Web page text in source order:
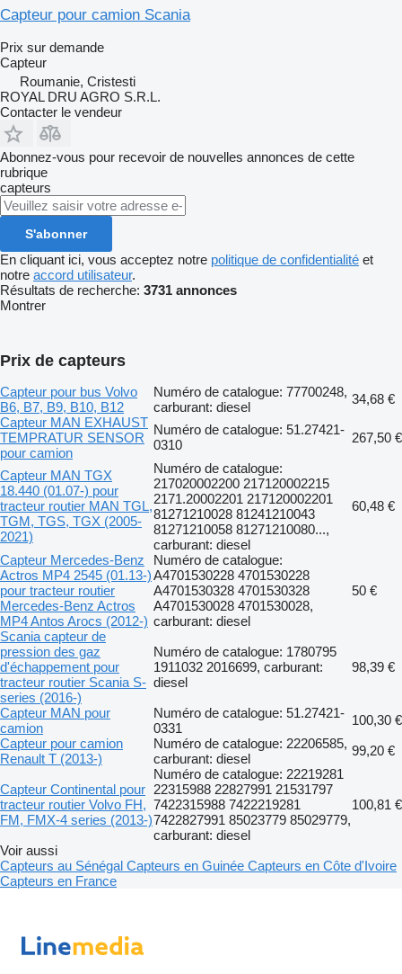
Capteur pour camion Scania
Prix sur demande
Capteur
Roumanie, Cristesti
ROYAL DRU AGRO S.R.L.
Contacter le vendeur
Abonnez-vous pour recevoir de nouvelles annonces de cette
rubrique
capteurs
S'abonner
En cliquant ici, vous acceptez notre politique de confidentialité et
notre accord utilisateur.
Résultats de recherche: 3731 annonces
Montrer
Prix de capteurs
Capteur pour bus Volvo
B6, B7, B9, B10, B12
Numéro de catalogue: 77700248,
carburant: diesel
34,68 €
Capteur MAN EXHAUST
TEMPRATUR SENSOR
pour camion
Numéro de catalogue: 51.27421-
0310
267,50 €
Capteur MAN TGX
18.440 (01.07-) pour
tracteur routier MAN TGL,
TGM, TGS, TGX (2005-
2021)
Numéro de catalogue:
217020002200 217120002215
2171.20002201 217120002201
81271210028 81241210043
81271210058 81271210080...,
carburant: diesel
60,48 €
Capteur Mercedes-Benz
Actros MP4 2545 (01.13-)
pour tracteur routier
Mercedes-Benz Actros
MP4 Antos Arocs (2012-)
Numéro de catalogue:
A4701530228 4701530228
A4701530328 4701530328
A4701530028 4701530028,
carburant: diesel
50 €
Scania capteur de
pression des gaz
d'échappement pour
tracteur routier Scania S-
series (2016-)
Numéro de catalogue: 1780795
1911032 2016699, carburant:
diesel
98,39 €
Capteur MAN pour
camion
Numéro de catalogue: 51.27421-
0331
100,30 €
Capteur pour camion
Renault T (2013-)
Numéro de catalogue: 22206585,
carburant: diesel
99,20 €
Capteur Continental pour
tracteur routier Volvo FH,
FM, FMX-4 series (2013-)
Numéro de catalogue: 22219281
22315988 22827991 21531797
7422315988 7422219281
7422827991 85023779 85029779,
carburant: diesel
100,81 €
Voir aussi
Capteurs au Sénégal Capteurs en Guinée Capteurs en Côte d'Ivoire
Capteurs en France